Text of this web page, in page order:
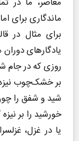
ماندگاری برای
برای مثال در
یادگارهای
روزی که در جام
بر خشک‌چوب
شید و شفق را
خورشید را بر
یا در غزل،